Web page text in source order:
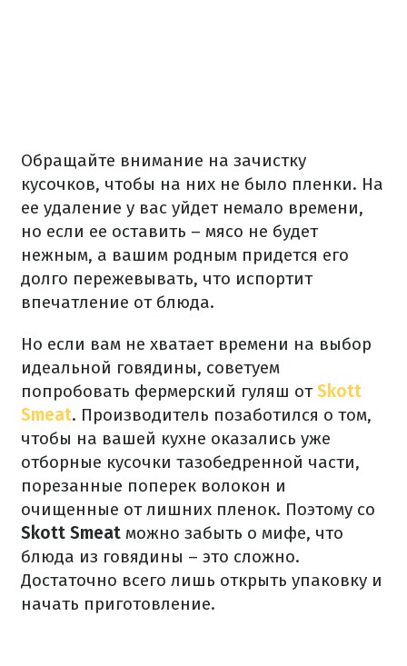
Обращайте внимание на зачистку
кусочков, чтобы на них не было пленки. На
ее удаление у вас уйдет немало времени,
но если ее оставить – мясо не будет
нежным, а вашим родным придется его
долго пережевывать, что испортит
впечатление от блюда.
Но если вам не хватает времени на выбор
идеальной говядины, советуем
попробовать фермерский гуляш отSkott
Smeat. Производитель позаботился о том,
чтобы на вашей кухне оказались уже
отборные кусочки тазобедренной части,
порезанные поперек волокон и
очищенные от лишних пленок. Поэтому со
Skott Smeat можно забыть о мифе, что
блюда из говядины – это сложно.
Достаточно всего лишь открыть упаковку и
начать приготовление.